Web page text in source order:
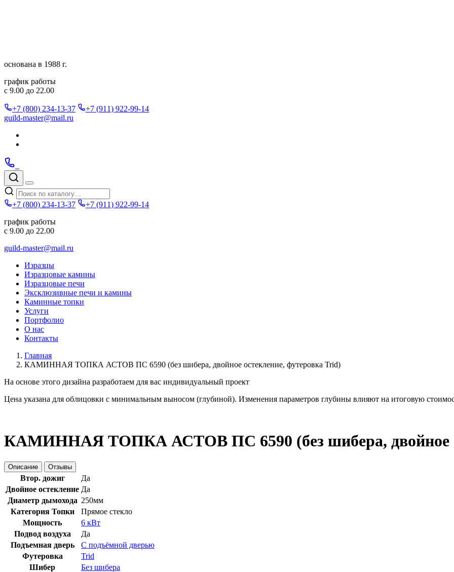
основана в 1988 г.
график работы
с 9.00 до 22.00
+7 (800) 234-13-37
+7 (911) 922-99-14
guild-master@mail.ru
Позвонить
Поиск
по
каталогу
Меню
+7 (800) 234-13-37
+7 (911) 922-99-14
график работы
с 9.00 до 22.00
guild-master@mail.ru
Изразцы
Изразцовые камины
Изразцовые печи
Эксклюзивные печи и камины
Каминные топки
Услуги
Портфолио
О нас
Контакты
Главная
КАМИННАЯ ТОПКА АСТОВ ПС 6590 (без шибера, двойное остекление, футеровка Trid)
На основе этого дизайна разработаем для вас индивидуальный проект
Цена указана для облицовки с минимальным выносом (глубиной). Изменения параметров глубины влияют на итоговую
КАМИННАЯ ТОПКА АСТОВ ПС 6590 (без шибера, двойное
Описание Отзывы
Втор. дожиг
Да
Двойное остекление Да
Диаметр дымохода 250мм
Категория Топки
Прямое стекло
Мощность
6 кВт
Подвод воздуха
Да
Подъемная дверь
С подъёмной дверью
Футеровка
Trid
Шибер
Без шибера